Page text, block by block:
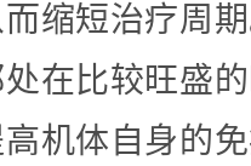
缩短治疗周期
在比较旺盛
机体自身的